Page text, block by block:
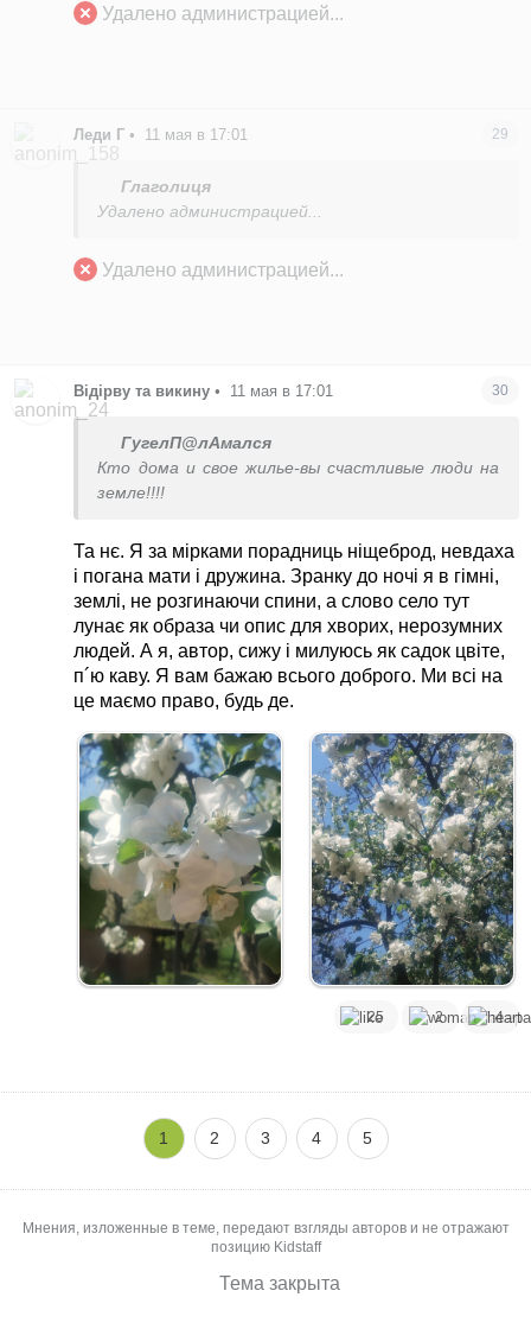
Удалено администрацией...
Леди Г • 11 мая в 17:01 29
Глаголиця
Удалено администрацией...
Удалено администрацией...
Відірву та викину • 11 мая в 17:01 30
ГугелП@лАмался
Кто дома и свое жилье-вы счастливые люди на
земле!!!!
Та нє. Я за мірками порадниць ніщеброд, невдаха
і погана мати і дружина. Зранку до ночі я в гімні,
землі, не розгинаючи спини, а слово село тут
лунає як образа чи опис для хворих, нерозумних
людей. А я, автор, сижу і милуюсь як садок цвіте,
п´ю каву. Я вам бажаю всього доброго. Ми всі на
це маємо право, будь де.
25 2 4
1 2 3 4 5
Мнения, изложенные в теме, передают взгляды авторов и не отражают
позицию Kidstaff
Тема закрыта